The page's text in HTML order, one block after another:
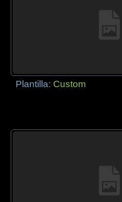
Plantilla: Custom